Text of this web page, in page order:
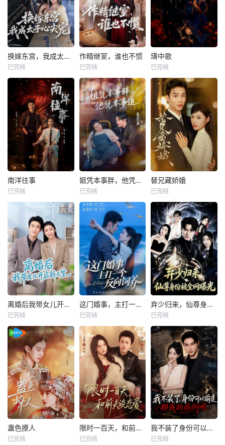
换嫁东宫，我成太子心尖宠
已完结
作精继室，谁也不惯
已完结
璜中歌
已完结
南洋往事
已完结
姐凭本事胖，他凭本事追
已完结
替兄藏娇娥
已完结
离婚后我带女儿开启新人生
已完结
这门婚事，主打一个反向饲养
已完结
弃少归来，仙尊身份被全网曝光
已完结
蛊色撩人
已完结
限时一百天，和前夫谈恋爱
已完结
我不装了身份可以偷走那我的病例呢
已完结